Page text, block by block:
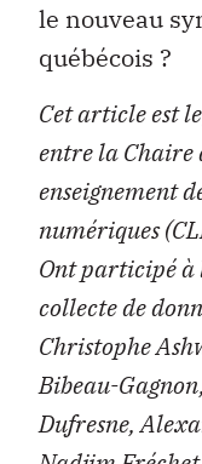
le nouveau
québécois ?
Cet article est
entre laChaire
enseignement
numériques
Ont participé
collecte de
Christophe
Bibeau-
Dufresne,